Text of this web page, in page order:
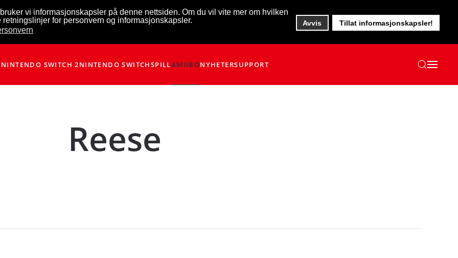
vi informasjonskapsler på denne nettsiden. Om du vil vite mer om hvilken
for personvern og informasjonskapsler.
Avvis Tillat informasjonskapsler!
NINTENDO SWITCH 2NINTENDO SWITCHSPILLAMIIBONYHETERSUPPORT
Reese